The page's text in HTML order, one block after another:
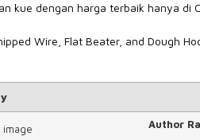
kue dengan harga terbaik hanya di
Wire, Flat Beater, and Dough
Author